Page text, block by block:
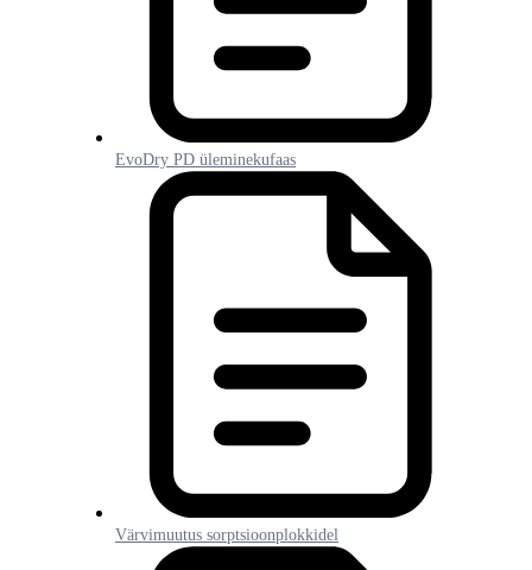
EvoDry PD üleminekufaas
Värvimuutus sorptsioonplokkidel